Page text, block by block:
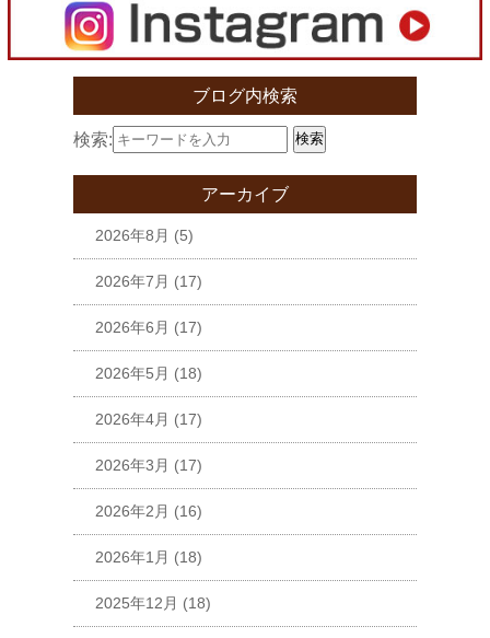
ブログ内検索
検索: 検索
アーカイブ
2026年8月 (5)
2026年7月 (17)
2026年6月 (17)
2026年5月 (18)
2026年4月 (17)
2026年3月 (17)
2026年2月 (16)
2026年1月 (18)
2025年12月 (18)